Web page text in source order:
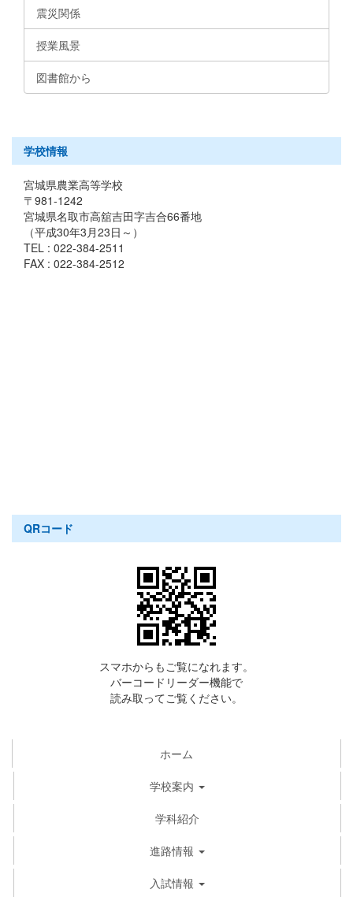
震災関係
授業風景
図書館から
学校情報
宮城県農業高等学校
〒981-1242
宮城県名取市高舘吉田字吉合66番地
（平成30年3月23日～）
TEL : 022-384-2511
FAX : 022-384-2512
QRコード
スマホからもご覧になれます。
バーコードリーダー機能で
読み取ってご覧ください。
ホーム
学校案内
学科紹介
進路情報
入試情報